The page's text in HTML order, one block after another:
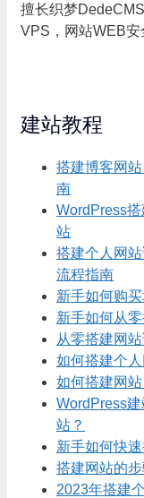
擅长织梦
VPS，网站WEB安
建站教程
搭建博客网
南
WordPress
站
搭建个人网
流程指南
新手如何购
新手如何从
从零搭建网
如何搭建个
如何搭建网
WordPress
站？
新手如何快
搭建网站的步
2023年搭建